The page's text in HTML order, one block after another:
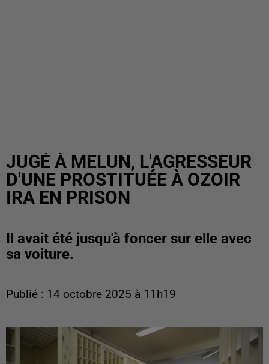
JUGÉ À MELUN, L'AGRESSEUR
D'UNE PROSTITUÉE À OZOIR
IRA EN PRISON
Il avait été jusqu'à foncer sur elle avec
sa voiture.
Publié : 14 octobre 2025 à 11h19